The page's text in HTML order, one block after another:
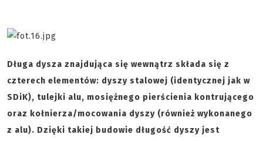
Długa dysza znajdująca się wewnątrz składa się z
czterech elementów: dyszy stalowej (identycznej jak w
SDiK), tulejki alu, mosiężnego pierścienia kontrującego
oraz kołnierza/mocowania dyszy (również wykonanego
z alu). Dzięki takiej budowie długość dyszy jest